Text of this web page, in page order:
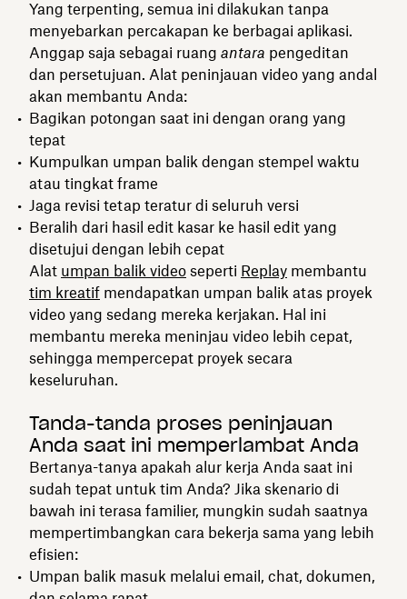
Yang terpenting, semua ini dilakukan tanpa
menyebarkan percakapan ke berbagai aplikasi.
Anggap saja sebagai ruang antara pengeditan
dan persetujuan. Alat peninjauan video yang andal
akan membantu Anda:
Bagikan potongan saat ini dengan orang yang
tepat
Kumpulkan umpan balik dengan stempel waktu
atau tingkat frame
Jaga revisi tetap teratur di seluruh versi
Beralih dari hasil edit kasar ke hasil edit yang
disetujui dengan lebih cepat
Alat umpan balik video seperti Replay membantu
tim kreatif mendapatkan umpan balik atas proyek
video yang sedang mereka kerjakan. Hal ini
membantu mereka meninjau video lebih cepat,
sehingga mempercepat proyek secara
keseluruhan.
Tanda-tanda proses peninjauan
Anda saat ini memperlambat Anda
Bertanya-tanya apakah alur kerja Anda saat ini
sudah tepat untuk tim Anda? Jika skenario di
bawah ini terasa familier, mungkin sudah saatnya
mempertimbangkan cara bekerja sama yang lebih
efisien:
Umpan balik masuk melalui email, chat, dokumen,